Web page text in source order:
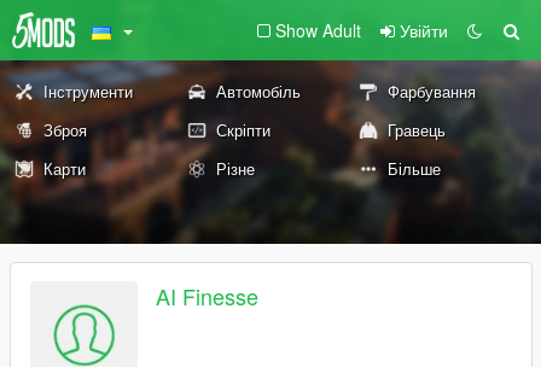
Show Adult Увійти
Інструменти Автомобіль
Фарбування
Зброя
Скріпти
Гравець
Карти
Різне Більше
AI Finesse